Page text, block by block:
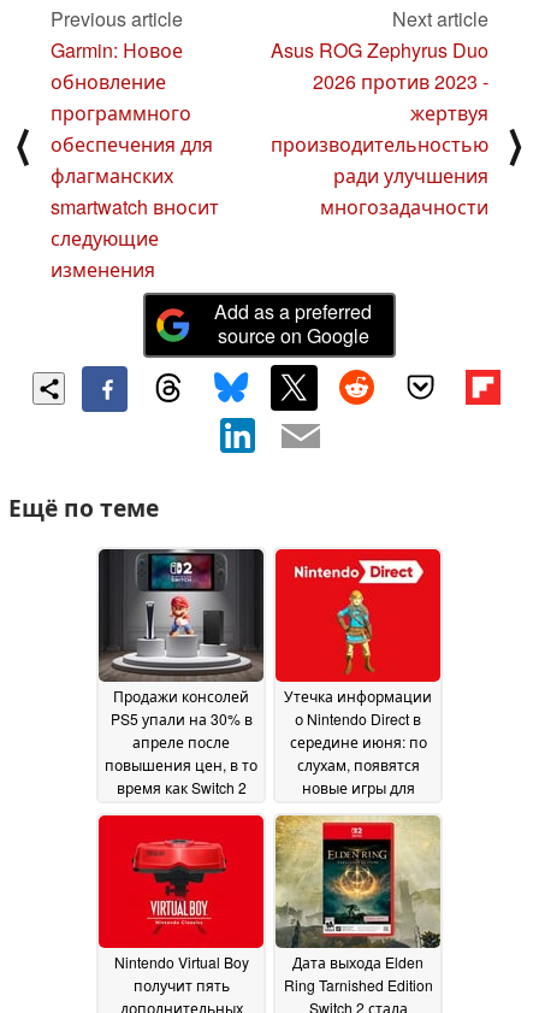
⟨
Previous article
Garmin: Новое
обновление
программного
обеспечения для
флагманских
smartwatch вносит
следующие
изменения
Next article
Asus ROG Zephyrus Duo
2026 против 2023 -
жертвуя
производительностью
ради улучшения
многозадачности
⟩
Add as a preferred
source on Google
Ещё по теме
Продажи консолей
PS5 упали на 30% в
апреле после
повышения цен, в то
время как Switch 2
20 May
2026
Утечка информации
о Nintendo Direct в
середине июня: по
слухам, появятся
новые игры для
лица20 May 2026
Nintendo Virtual Boy
получит пять
дополнительных
Дата выхода Elden
Ring Tarnished Edition
Switch 2 стала